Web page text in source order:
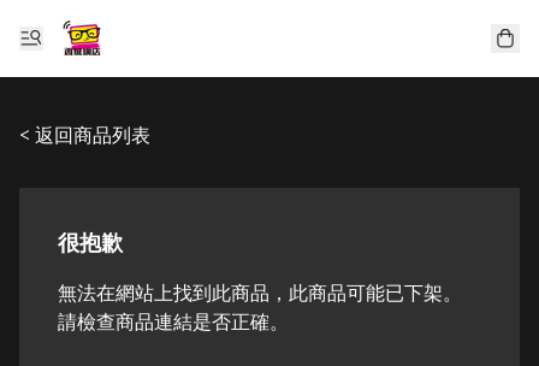
< 返回商品列表
很抱歉
無法在網站上找到此商品，此商品可能已下架。
請檢查商品連結是否正確。